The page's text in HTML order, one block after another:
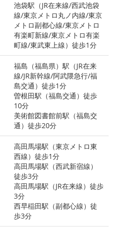
池袋駅（JR在来線/西武池袋
線/東京メトロ丸ノ内線/東京
メトロ副都心線/東京メトロ
有楽町新線/東京メトロ有楽
町線/東武東上線）徒歩1分
福島（福島県）駅（JR在来
線/JR新幹線/阿武隈急行/福
島交通）徒歩1分
曽根田駅（福島交通）徒歩
10分
美術館図書館前駅（福島交
通）徒歩20分
高田馬場駅（東京メトロ東
西線）徒歩1分
高田馬場駅（西武新宿線）
徒歩3分
高田馬場駅（JR在来線）徒歩
3分
西早稲田駅（副都心線）徒
歩3分